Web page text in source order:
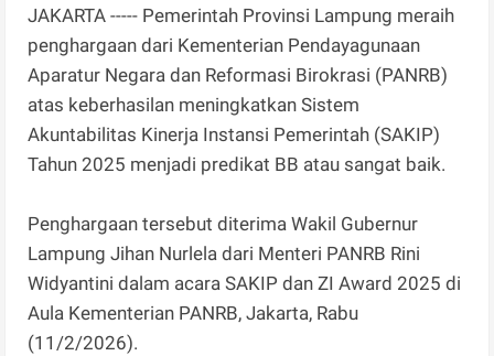
JAKARTA ----- Pemerintah Provinsi Lampung meraih
penghargaan dari Kementerian Pendayagunaan
Aparatur Negara dan Reformasi Birokrasi (PANRB)
atas keberhasilan meningkatkan Sistem
Akuntabilitas Kinerja Instansi Pemerintah (SAKIP)
Tahun 2025 menjadi predikat BB atau sangat baik.
Penghargaan tersebut diterima Wakil Gubernur
Lampung Jihan Nurlela dari Menteri PANRB Rini
Widyantini dalam acara SAKIP dan ZI Award 2025 di
Aula Kementerian PANRB, Jakarta, Rabu
(11/2/2026).